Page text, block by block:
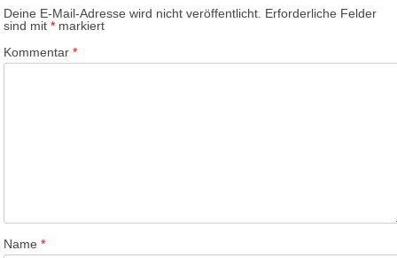
Deine E-Mail-Adresse wird nicht veröffentlicht. Erforderliche Felder
sind mit* markiert
Kommentar*
Name*